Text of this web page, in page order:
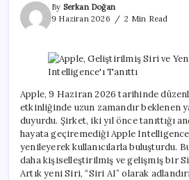
By Serkan Doğan
9 Haziran 2026
2 Min Read
Apple, 9 Haziran 2026 tarihinde
etkinliğinde uzun zamandır beklenen
duyurdu. Şirket, iki yıl önce tanıttığı
hayata geçiremediği Apple
yenileyerek kullanıcılarla buluşturdu.
daha kişiselleştirilmiş ve gelişmiş bir
Artık yeni Siri, “Siri AI” olarak